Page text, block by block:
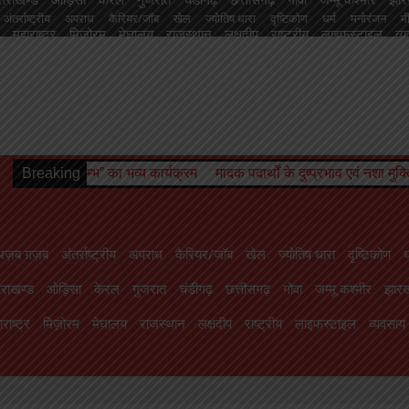
महाराष्ट्र
मिज़ोरम मेघालय राजस्थान लक्षदीप राष्ट्रीय लाइफस्टाइल
अंतर्राष्ट्रीय अपराध कैरियर/जॉब खेल ज्योतिष धारा दृष्टिकोण धर्म मनोरंजन
Breakingमादक पदार्थों के दुष्प्रभाव एवं नशा मुक्ति विषय पर जागरूकता
ग़ज़ब अंतर्राष्ट्रीय अपराध कैरियर/जॉब खेल ज्योतिष धारा दृष्टिकोण
ओड़िसा केरल गुजरात चंडीगढ़ छत्तीसगढ़ गोवा जम्मू कश्मीर
मिज़ोरम मेघालय राजस्थान लक्षदीप राष्ट्रीय लाइफस्टाइल व्यवसाय